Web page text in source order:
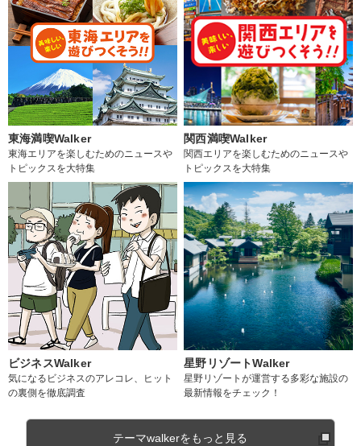
東海満喫Walker
東海エリアを楽しむためのニュースや
トピックスを大特集
関西満喫Walker
関西エリアを楽しむためのニュースや
トピックスを大特集
ビジネスWalker
気になるビジネスのアレコレ、ヒット
の裏側を徹底調査
星野リゾートWalker
星野リゾートが運営する多彩な施設の
最新情報をチェック！
テーマwalkerをもっと見る